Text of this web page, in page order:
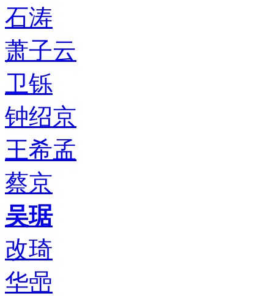
石涛
萧子云
卫铄
钟绍京
王希孟
蔡京
吴琚
改琦
华喦